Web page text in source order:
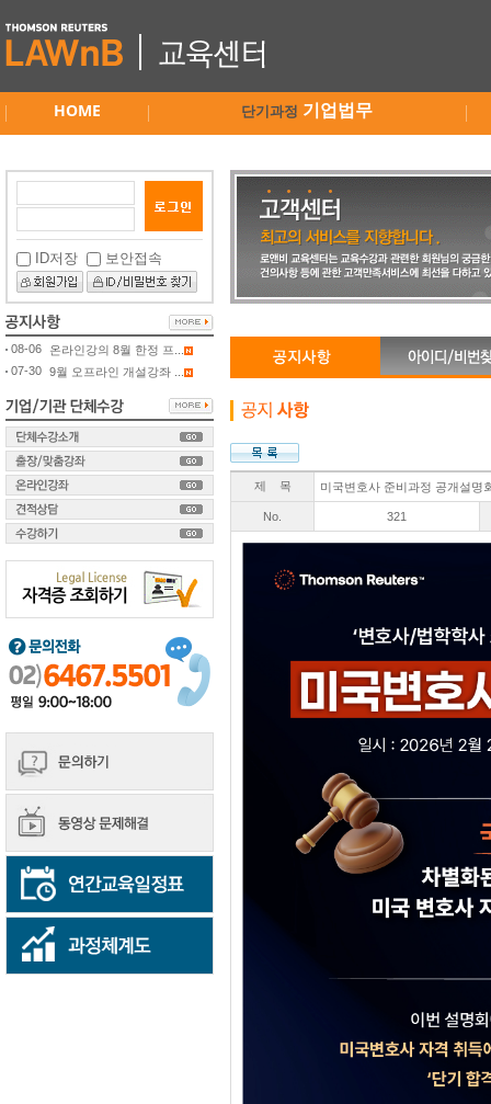
HOME 단기과정 기업법무
ID저장 보안접속
08-06
온라인강의 8월 한정 프...
07-30 9월 오프라인 개설강좌 ...
제 목 미국변호사 준비과정 공개설명
No. 321